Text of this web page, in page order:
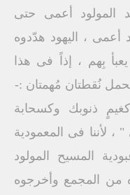
المولود أعمى حتى
أعمى ، اليهود هدّدوه
بِهم ، إذاً فى هذا
نُقطتان مُهمتان :-
ذنوبك وكسحابة
لأننا فى المعمودية
المسيح المولود
من المجمع وأخرجوه